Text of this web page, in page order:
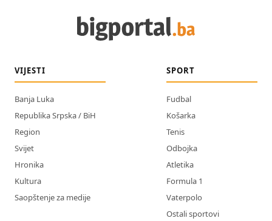
VIJESTI
Banja Luka
Republika Srpska / BiH
Region
Svijet
Hronika
Kultura
Saopštenje za medije
SPORT
Fudbal
Košarka
Tenis
Odbojka
Atletika
Formula 1
Vaterpolo
Ostali sportovi